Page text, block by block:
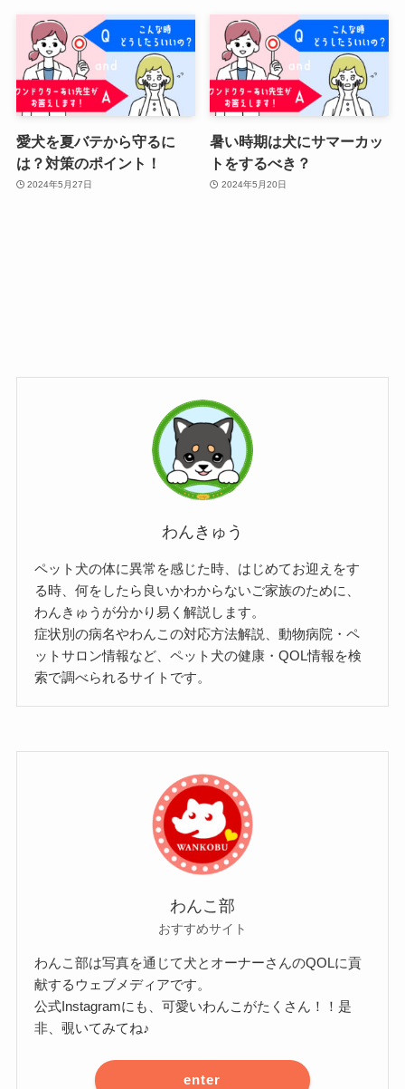
愛犬を夏バテから守るに
は？対策のポイント！
2024年5月27日
暑い時期は犬にサマーカッ
トをするべき？
2024年5月20日
わんきゅう
ペット犬の体に異常を感じた時、はじめてお迎えをす
る時、何をしたら良いかわからないご家族のために、
わんきゅうが分かり易く解説します。
症状別の病名やわんこの対応方法解説、動物病院・ペ
ットサロン情報など、ペット犬の健康・QOL情報を検
索で調べられるサイトです。
わんこ部
おすすめサイト
わんこ部は写真を通じて犬とオーナーさんのQOLに貢
献するウェブメディアです。
公式Instagramにも、可愛いわんこがたくさん！！是
非、覗いてみてね♪
enter